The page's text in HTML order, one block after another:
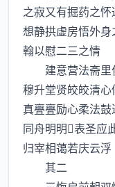
之寂又有掘药之
想静拱虚房悟外
翰以慰二三之情
建意营法斋里
穆升堂贤皎皎清
真亹亹励心柔法
同舟明明表圣应
归宰相蔼若庆云浮
其二